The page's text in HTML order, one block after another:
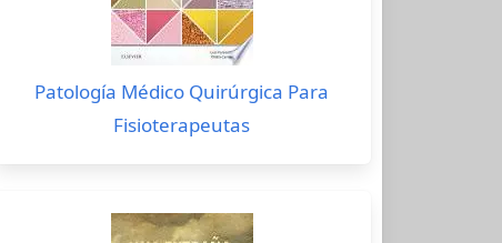
Patología Médico Quirúrgica Para
Fisioterapeutas